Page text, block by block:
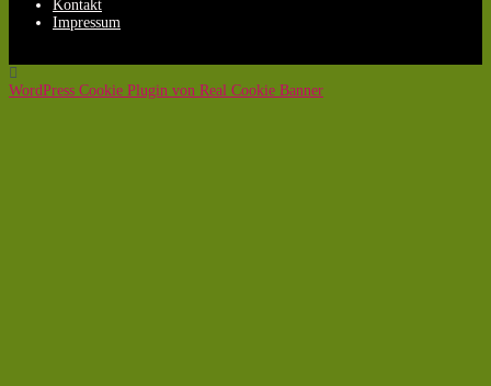
Kontakt
Impressum
WordPress Cookie Plugin von Real Cookie Banner